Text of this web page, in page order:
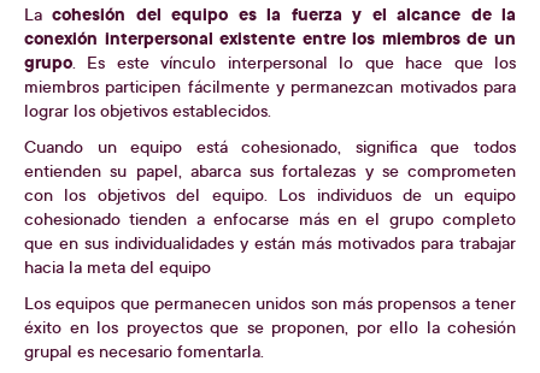
Lacohesión del equipo es la fuerza y el alcance de la
conexión interpersonal existente entre los miembros de un
grupo. Es este vínculo interpersonal lo que hace que los
miembros participen fácilmente y permanezcan motivados para
lograr los objetivos establecidos.
Cuando un equipo está cohesionado, significa que todos
entienden su papel, abarca sus fortalezas y se comprometen
con los objetivos del equipo. Los individuos de un equipo
cohesionado tienden a enfocarse más en el grupo completo
que en sus individualidades y están más motivados para trabajar
hacia la meta del equipo
Los equipos que permanecen unidos son más propensos a tener
éxito en los proyectos que se proponen, por ello la cohesión
grupal es necesario fomentarla.